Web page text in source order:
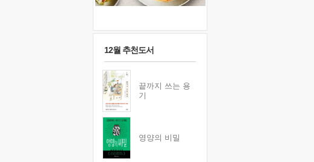
12월 추천도서
끝까지 쓰는 용
기
영양의 비밀